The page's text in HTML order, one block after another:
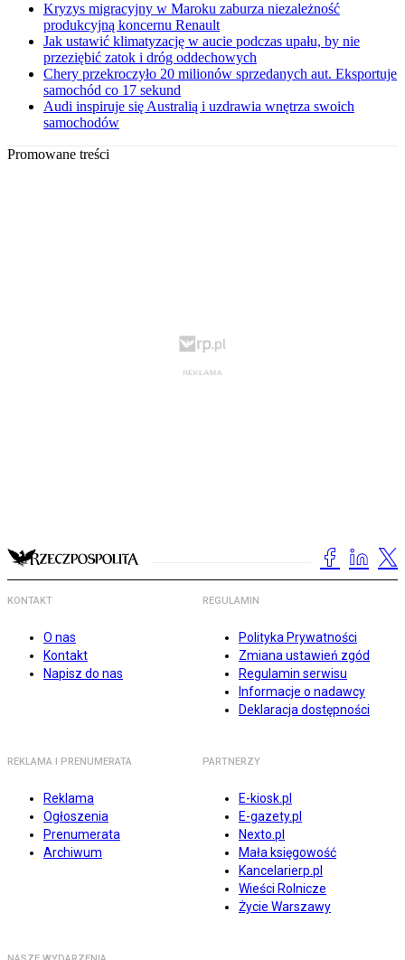
Kryzys migracyjny w Maroku zaburza niezależność
produkcyjną koncernu Renault
Jak ustawić klimatyzację w aucie podczas upału, by nie
przeziębić zatok i dróg oddechowych
Chery przekroczyło 20 milionów sprzedanych aut. Eksportuje
samochód co 17 sekund
Audi inspiruje się Australią i uzdrawia wnętrza swoich
samochodów
Promowane treści
KONTAKT
O nas
Kontakt
Napisz do nas
REGULAMIN
Polityka Prywatności
Zmiana ustawień zgód
Regulamin serwisu
Informacje o nadawcy
Deklaracja dostępności
REKLAMA I PRENUMERATA
Reklama
Ogłoszenia
Prenumerata
Archiwum
PARTNERZY
E-kiosk.pl
E-gazety.pl
Nexto.pl
Mała księgowość
Kancelarierp.pl
Wieści Rolnicze
Życie Warszawy